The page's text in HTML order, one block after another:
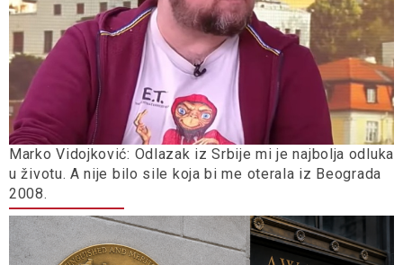
Marko Vidojković: Odlazak iz Srbije mi je najbolja odluka
u životu. A nije bilo sile koja bi me oterala iz Beograda
2008.